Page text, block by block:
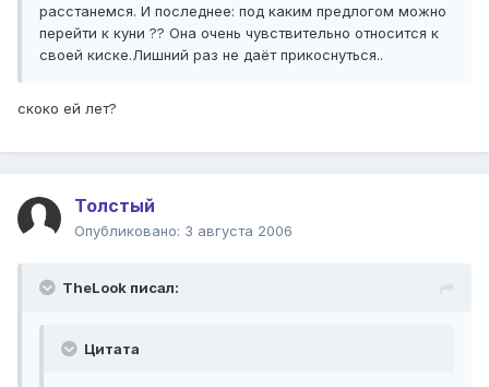
расстанемся. И последнее: под каким предлогом можно
перейти к куни ?? Она очень чувствительно относится к
своей киске.Лишний раз не даёт прикоснуться..
скоко ей лет?
Толстый
Опубликовано: 3 августа 2006
TheLook писал:
Цитата